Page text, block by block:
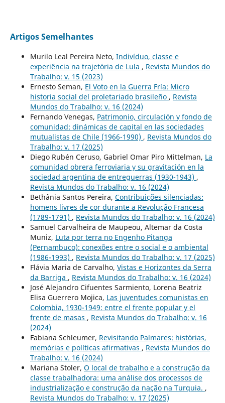
Artigos Semelhantes
Murilo Leal Pereira Neto, Indivíduo, classe e
experiência na trajetória de Lula , Revista Mundos do
Trabalho: v. 15 (2023)
Ernesto Seman, El Voto en la Guerra Fría: Micro
historia social del proletariado brasileño , Revista
Mundos do Trabalho: v. 16 (2024)
Fernando Venegas, Patrimonio, circulación y fondo de
comunidad: dinámicas de capital en las sociedades
mutualistas de Chile (1966-1990) , Revista Mundos do
Trabalho: v. 17 (2025)
Diego Rubén Ceruso, Gabriel Omar Piro Mittelman, La
comunidad obrera ferroviaria y su gravitación en la
sociedad argentina de entreguerras (1930-1943) ,
Revista Mundos do Trabalho: v. 16 (2024)
Bethânia Santos Pereira, Contribuições silenciadas:
homens livres de cor durante a Revolução Francesa
(1789-1791) , Revista Mundos do Trabalho: v. 16 (2024)
Samuel Carvalheira de Maupeou, Altemar da Costa
Muniz, Luta por terra no Engenho Pitanga
(Pernambuco): conexões entre o social e o ambiental
(1986-1993) , Revista Mundos do Trabalho: v. 17 (2025)
Flávia Maria de Carvalho, Vistas e Horizontes da Serra
da Barriga , Revista Mundos do Trabalho: v. 16 (2024)
José Alejandro Cifuentes Sarmiento, Lorena Beatriz
Elisa Guerrero Mojica, Las juventudes comunistas en
Colombia, 1930-1949: entre el frente popular y el
frente de masas , Revista Mundos do Trabalho: v. 16
(2024)
Fabiana Schleumer, Revisitando Palmares: histórias,
memórias e políticas afirmativas , Revista Mundos do
Trabalho: v. 16 (2024)
Mariana Stoler, O local de trabalho e a construção da
classe trabalhadora: uma análise dos processos de
industrialização e construção da nação na Turquia. ,
Revista Mundos do Trabalho: v. 17 (2025)